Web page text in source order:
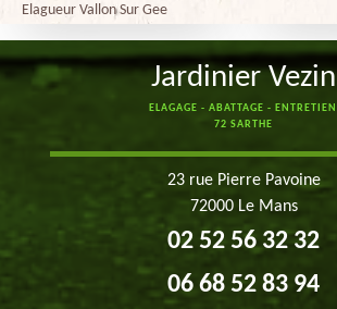
Elagueur Vallon Sur Gee
Jardinier Vezin
ELAGAGE - ABATTAGE - ENTRETIEN
72 SARTHE
23 rue Pierre Pavoine
72000 Le Mans
02 52 56 32 32
06 68 52 83 94